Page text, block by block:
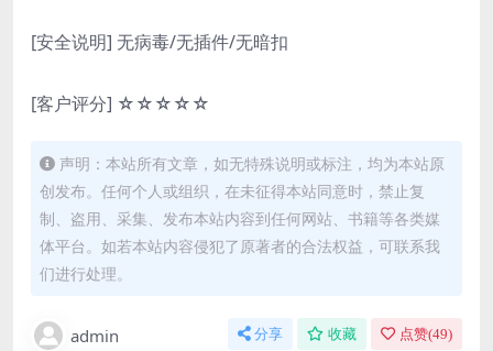
[安全说明] 无病毒/无插件/无暗扣
[客户评分] ☆☆☆☆☆
声明：本站所有文章，如无特殊说明或标注，均为本站原
创发布。任何个人或组织，在未征得本站同意时，禁止复
制、盗用、采集、发布本站内容到任何网站、书籍等各类媒
体平台。如若本站内容侵犯了原著者的合法权益，可联系我
们进行处理。
admin 分享 收藏 点赞(49)